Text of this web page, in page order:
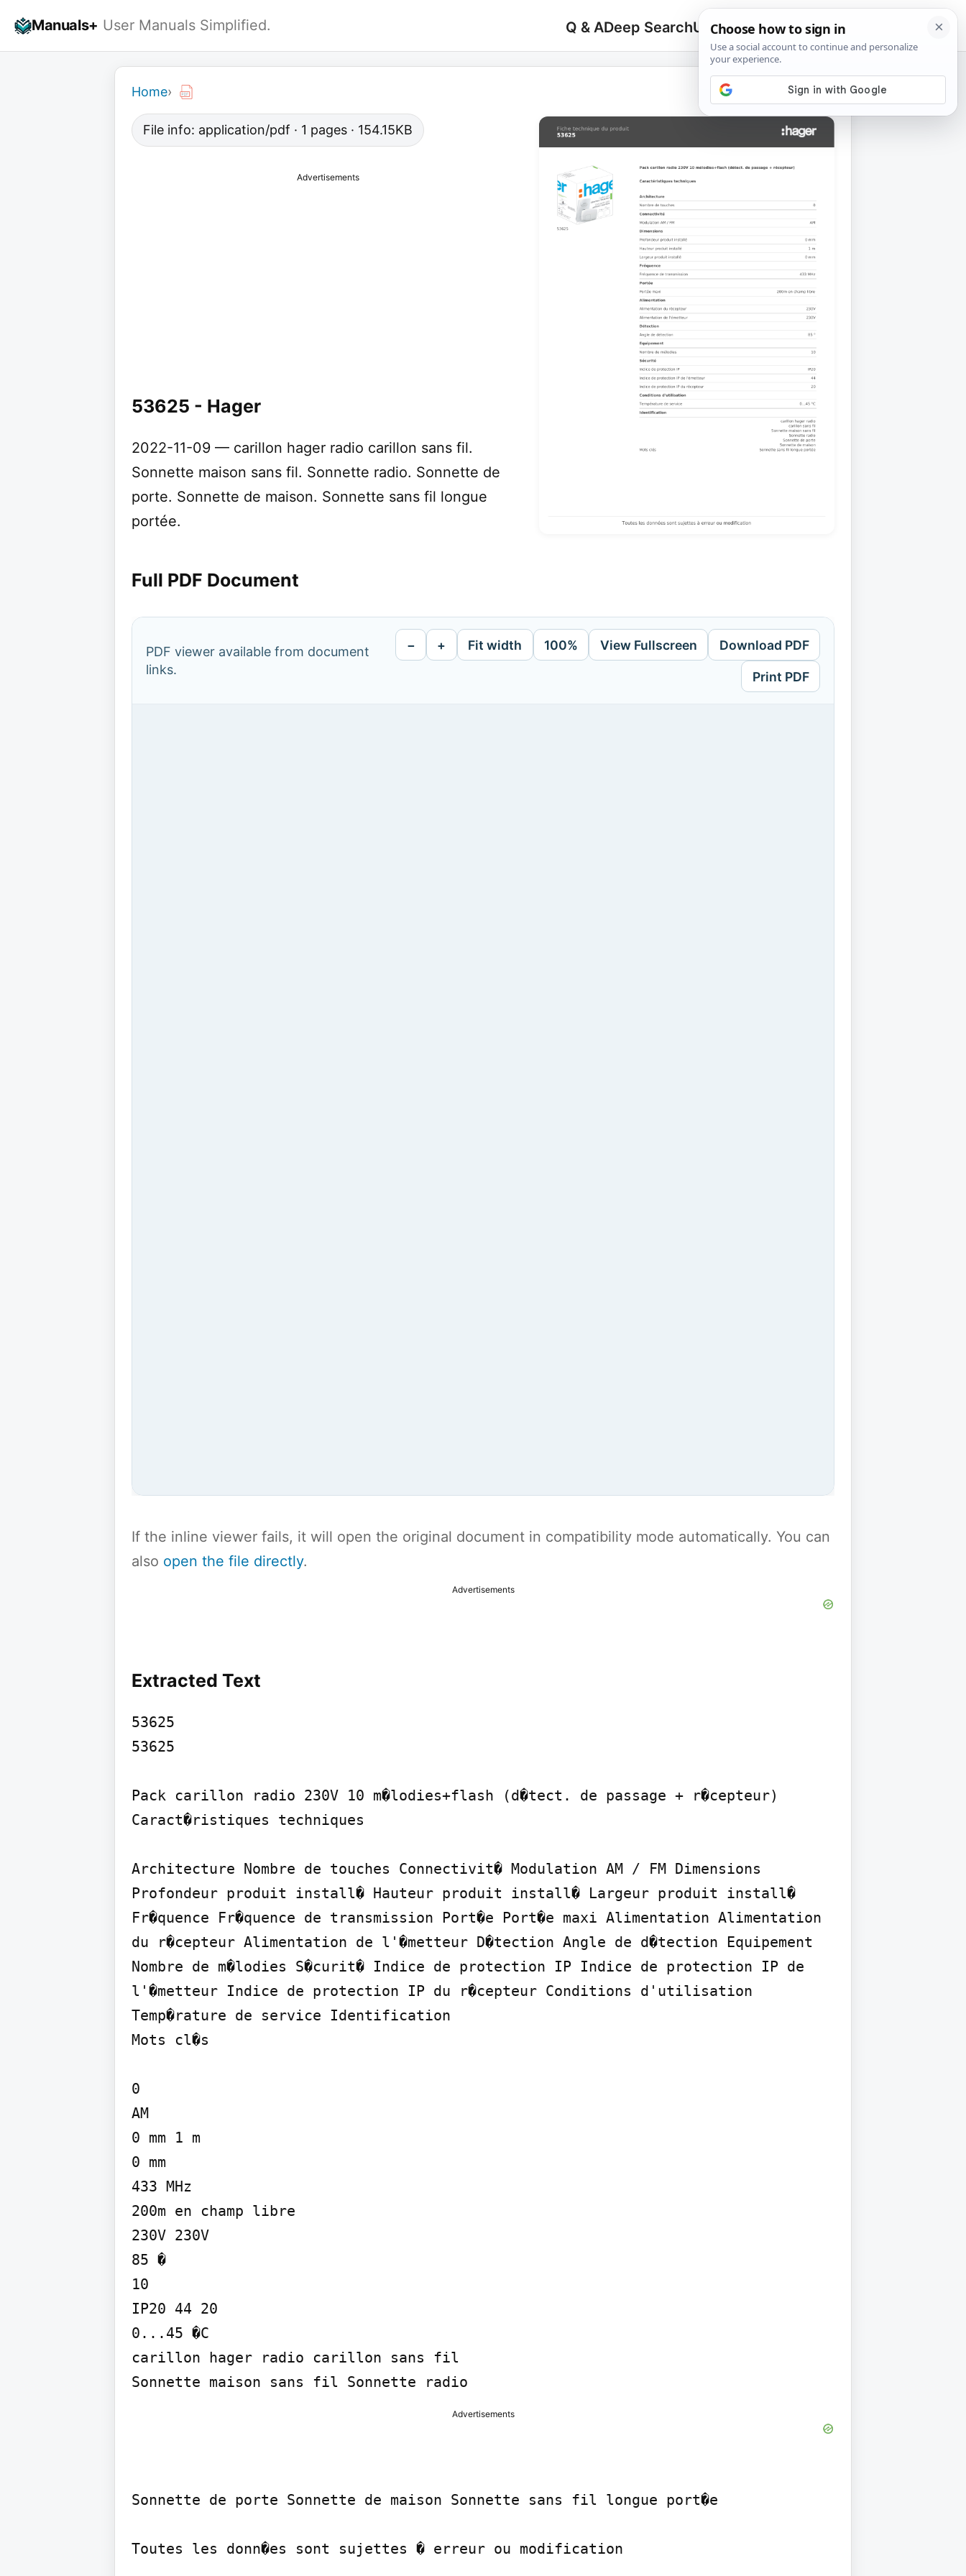
Manuals+ User Manuals Simplified. Q & ADeep SearchUpload
Search
for:
🔍
Home›
File info: application/pdf · 1 pages · 154.15KB
Advertisements
53625 - Hager
2022-11-09 — carillon hager radio carillon sans fil.
Sonnette maison sans fil. Sonnette radio. Sonnette de
porte. Sonnette de maison. Sonnette sans fil longue
portée.
Full PDF Document
PDF viewer available from document
links.
− + Fit width 100% View Fullscreen Download PDF
Print PDF
If the inline viewer fails, it will open the original document in compatibility mode automatically. You can
also open the file directly.
Advertisements
Extracted Text
53625
53625
Pack carillon radio 230V 10 m�lodies+flash (d�tect. de passage + r�cepteur)
Caract�ristiques techniques
Architecture Nombre de touches Connectivit� Modulation AM / FM Dimensions
Profondeur produit install� Hauteur produit install� Largeur produit install�
Fr�quence Fr�quence de transmission Port�e Port�e maxi Alimentation Alimentation
du r�cepteur Alimentation de l'�metteur D�tection Angle de d�tection Equipement
Nombre de m�lodies S�curit� Indice de protection IP Indice de protection IP de
l'�metteur Indice de protection IP du r�cepteur Conditions d'utilisation
Temp�rature de service Identification
Mots cl�s
0
AM
0 mm 1 m
0 mm
433 MHz
200m en champ libre
230V 230V
85 �
10
IP20 44 20
0...45 �C
carillon hager radio carillon sans fil
Sonnette maison sans fil Sonnette radio
Advertisements
Sonnette de porte Sonnette de maison Sonnette sans fil longue port�e
Toutes les donn�es sont sujettes � erreur ou modification